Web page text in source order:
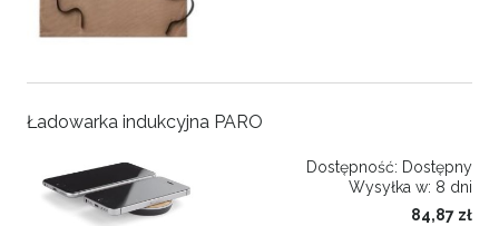
Ładowarka indukcyjna PARO
Dostępność: Dostępny
Wysyłka w: 8 dni
84,87 zł